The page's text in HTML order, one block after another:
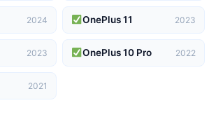
2024 OnePlus 11 2023
2023 OnePlus 10 Pro 2022
2021